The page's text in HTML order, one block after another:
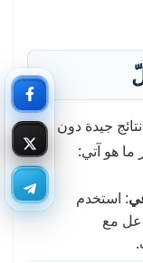
جيدة دون
ما هو آتي:
: استخدم
مع